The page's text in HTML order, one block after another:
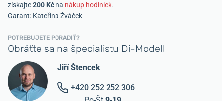
získajte200 Kč na nákup hodiniek.
Garant: Kateřina Žváček
POTREBUJETE PORADIŤ?
Obráťte sa na špecialistu Di-Modell
Jiří Štencek
+420 252 252 306